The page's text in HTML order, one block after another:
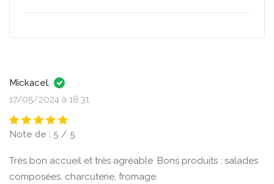
Mickacel.
17/05/2024 à 18:31
Note de : 5 / 5
Très bon accueil et très agréable. Bons produits : salades
composées, charcuterie, fromage.